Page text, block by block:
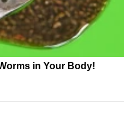
in Your Body!